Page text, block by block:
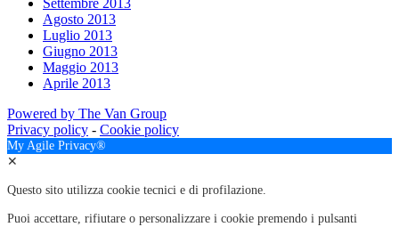
Settembre 2013
Agosto 2013
Luglio 2013
Giugno 2013
Maggio 2013
Aprile 2013
Powered by The Van Group
Privacy policy - Cookie policy
My Agile Privacy®
✕
Questo sito utilizza cookie tecnici e di profilazione.
Puoi accettare, rifiutare o personalizzare i cookie premendo i pulsanti